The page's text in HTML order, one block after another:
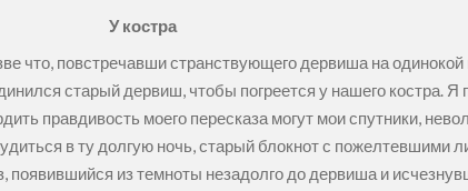
У костра
что, повстречавши странствующего дервиша на одинокой
старый дервиш, чтобы погреется у нашего костра. Я
правдивость моего пересказа могут мои спутники,
в ту долгую ночь, старый блокнот с пожелтевшими
появившийся из темноты незадолго до дервиша и